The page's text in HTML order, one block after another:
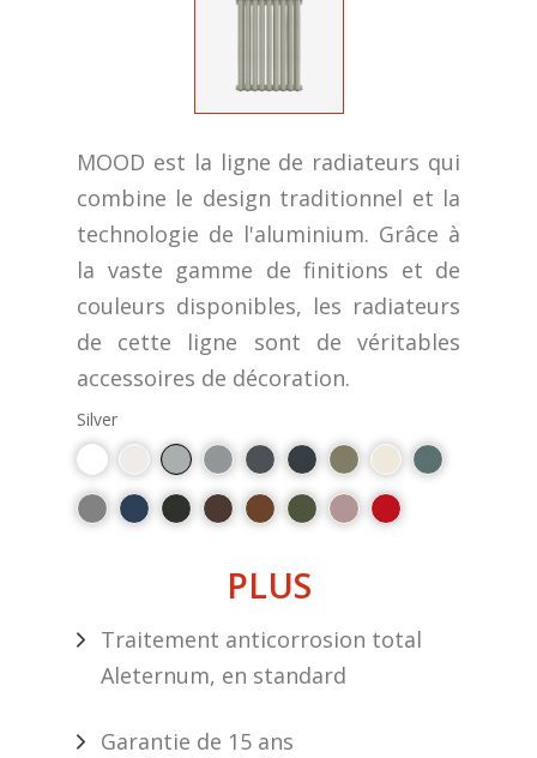
MOOD est la ligne de radiateurs qui
combine le design traditionnel et la
technologie de l'aluminium. Grâce à
la vaste gamme de finitions et de
couleurs disponibles, les radiateurs
de cette ligne sont de véritables
accessoires de décoration.
Silver
PLUS
Traitement anticorrosion total
Aleternum, en standard
Garantie de 15 ans